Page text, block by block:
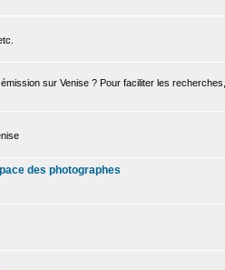
sur Venise ? Pour faciliter les
des photographes